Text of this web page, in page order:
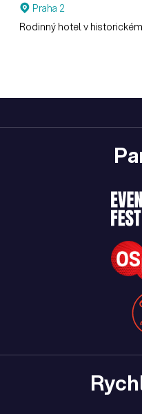
Praha 2
Rodinný hotel v